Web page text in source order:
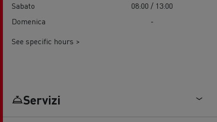
Sabato
08:00 / 13:00
Domenica
-
See specific hours >
Servizi